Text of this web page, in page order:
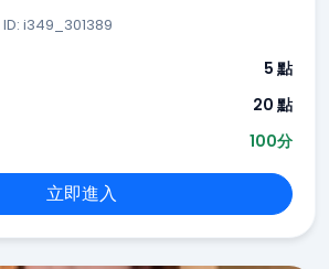
ID: i349_301389
5 點
20 點
100分
立即進入